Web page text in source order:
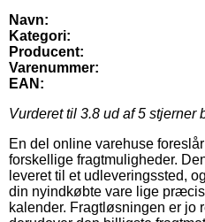
Navn:
Kategori:
Producent:
Varenummer:
EAN:
Vurderet til 3.8 ud af 5 stjerner
En del online varehuse
forskellige fragtmuligheder.
leveret til et udleveringssted,
din nyindkøbte vare lige
kalender. Fragtløsningen er jo